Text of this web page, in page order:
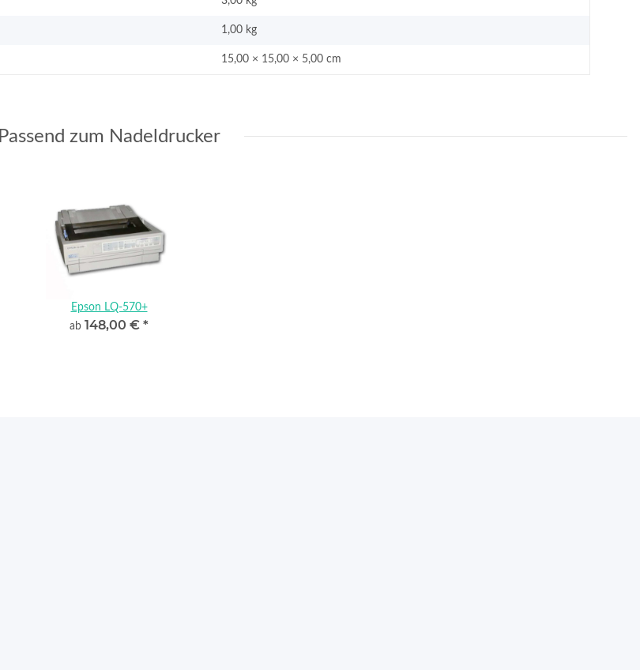
1,00 kg
15,00 × 15,00 × 5,00 cm
Passend zum Nadeldrucker
Epson LQ-570+
ab 148,00 € *